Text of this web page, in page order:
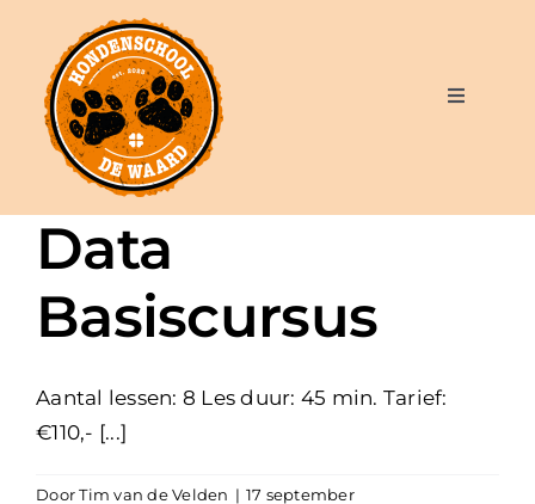
inhoud
Toggle
Blog
Data
Basiscursus
Aantal lessen: 8 Les duur: 45 min. Tarief:
€110,- [...]
DoorTim van de Velden | 17 september